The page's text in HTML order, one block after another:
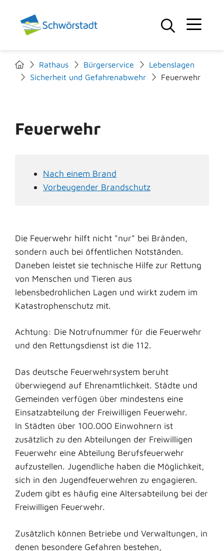
Rathaus Bürgerservice
Lebenslagen
Sicherheit und Gefahrenabwehr
Feuerwehr
Feuerwehr
Nach einem Brand
Vorbeugender Brandschutz
Die Feuerwehr hilft nicht "nur" bei Bränden,
sondern auch bei öffentlichen Notständen.
Daneben leistet sie technische Hilfe zur Rettung
von Menschen und Tieren aus
lebensbedrohlichen Lagen und wirkt zudem im
Katastrophenschutz mit.
Achtung: Die Notrufnummer für die Feuerwehr
und den Rettungsdienst ist die 112.
Das deutsche Feuerwehrsystem beruht
überwiegend auf Ehrenamtlichkeit. Städte und
Gemeinden verfügen über mindestens eine
Einsatzabteilung der Freiwilligen Feuerwehr.
In Städten über 100.000 Einwohnern ist
zusätzlich zu den Abteilungen der Freiwilligen
Feuerwehr eine Abteilung Berufsfeuerwehr
aufzustellen. Jugendliche haben die Möglichkeit,
sich in den Jugendfeuerwehren zu engagieren.
Zudem gibt es häufig eine Altersabteilung bei der
Freiwilligen Feuerwehr.
Zusätzlich können Betriebe und Verwaltungen, in
denen besondere Gefahren bestehen,